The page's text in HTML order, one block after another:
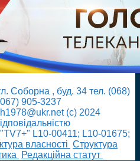
Соборна , буд. 34 тел. (068)
905-3237
(с) 2024
L10-00411; L10-01675;
власності Cтруктура
Редакційна статут